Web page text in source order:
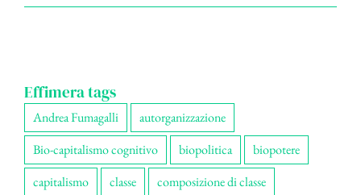
Effimera tags
Andrea Fumagalli
autorganizzazione
Bio-capitalismo cognitivo
biopolitica
biopotere
capitalismo
classe
composizione di classe